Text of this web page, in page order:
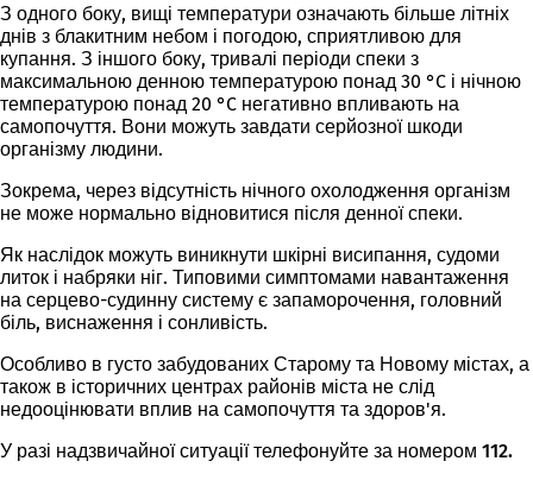
З одного боку, вищі температури означають більше літніх
днів з блакитним небом і погодою, сприятливою для
купання. З іншого боку, тривалі періоди спеки з
максимальною денною температурою понад 30 °C і нічною
температурою понад 20 °C негативно впливають на
самопочуття. Вони можуть завдати серйозної шкоди
організму людини.
Зокрема, через відсутність нічного охолодження організм
не може нормально відновитися після денної спеки.
Як наслідок можуть виникнути шкірні висипання, судоми
литок і набряки ніг. Типовими симптомами навантаження
на серцево-судинну систему є запаморочення, головний
біль, виснаження і сонливість.
Особливо в густо забудованих Старому та Новому містах, а
також в історичних центрах районів міста не слід
недооцінювати вплив на самопочуття та здоров'я.
У разі надзвичайної ситуації телефонуйте за номером 112.